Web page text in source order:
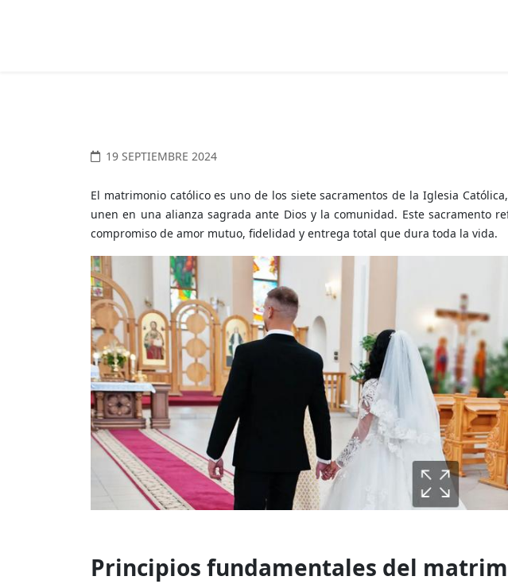
19 SEPTIEMBRE 2024
El matrimonio católico es uno de los siete sacramentos de la Iglesia
unen en una alianza sagrada ante Dios y la comunidad. Este sacramento
compromiso de amor mutuo, fidelidad y entrega total que dura toda la vida.
Principios fundamentales del